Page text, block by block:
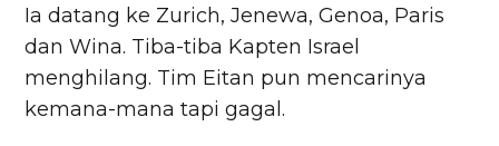
Ia datang ke Zurich, Jenewa, Genoa, Paris
dan Wina. Tiba-tiba Kapten Israel
menghilang. Tim Eitan pun mencarinya
kemana-mana tapi gagal.